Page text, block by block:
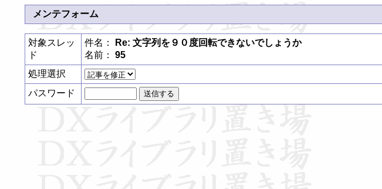
メンテフォーム
対象スレッ
ド
件名：
Re: 文字列を９０度回転できないでしょうか
名前： 95
処理選択
パスワード